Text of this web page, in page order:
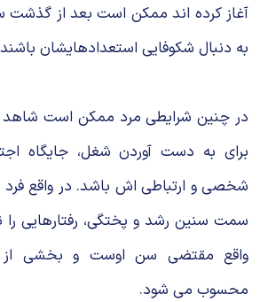
آغاز کرده اند ممکن است بعد از گذشت
به دنبال شکوفایی استعدادهایشان
در چنین شرایطی مرد ممکن است
برای به دست آوردن شغل، جایگاه
شخصی و ارتباطی اش باشد. در واقع
سمت سنین رشد و پختگی، رفتارهایی
واقع مقتضی سن اوست و بخشی از
محسوب می شود.